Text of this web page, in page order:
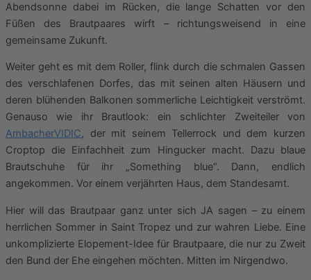
Abendsonne dabei im Rücken, die lange Schatten vor den
Füßen des Brautpaares wirft – richtungsweisend in eine
gemeinsame Zukunft.
Weiter geht es mit dem Roller, flink durch die schmalen Gassen
des verschlafenen Dorfes, das mit seinen alten Häusern und
deren blühenden Balkonen sommerliche Leichtigkeit verströmt.
Genauso wie ihr Brautlook: ein schlichter Zweiteiler von
AmbacherVIDIC, der mit seinem Tellerrock und dem kurzen
Croptop die Einfachheit zum Hingucker macht. Dazu blaue
Brautschuhe für ihr „Something blue“. Dann, endlich
angekommen. Vor einem verjährten Haus, dem Standesamt.
Hier will das Brautpaar ganz unter sich JA sagen – zu einem
herrlichen Sommer in Saint Tropez und zur wahren Liebe. Eine
unkomplizierte Elopement-Idee für Brautpaare, die nur zu Zweit
den Bund der Ehe eingehen möchten. Mitten im Nirgendwo.